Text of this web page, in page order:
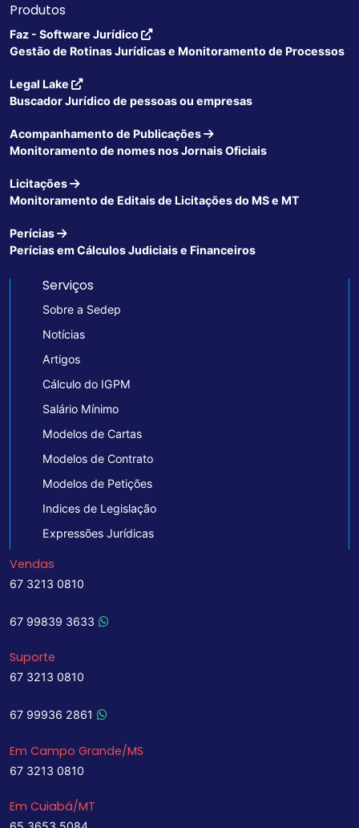
Produtos
Faz - Software Jurídico
Gestão de Rotinas Jurídicas e Monitoramento de Processos
Legal Lake
Buscador Jurídico de pessoas ou empresas
Acompanhamento de Publicações
Monitoramento de nomes nos Jornais Oficiais
Licitações
Monitoramento de Editais de Licitações do MS e MT
Perícias
Perícias em Cálculos Judiciais e Financeiros
Serviços
Sobre a Sedep
Notícias
Artigos
Cálculo do IGPM
Salário Mínimo
Modelos de Cartas
Modelos de Contrato
Modelos de Petições
Indices de Legislação
Expressões Jurídicas
Vendas
67 3213 0810
67 99839 3633
Suporte
67 3213 0810
67 99936 2861
Em Campo Grande/MS
67 3213 0810
Em Cuiabá/MT